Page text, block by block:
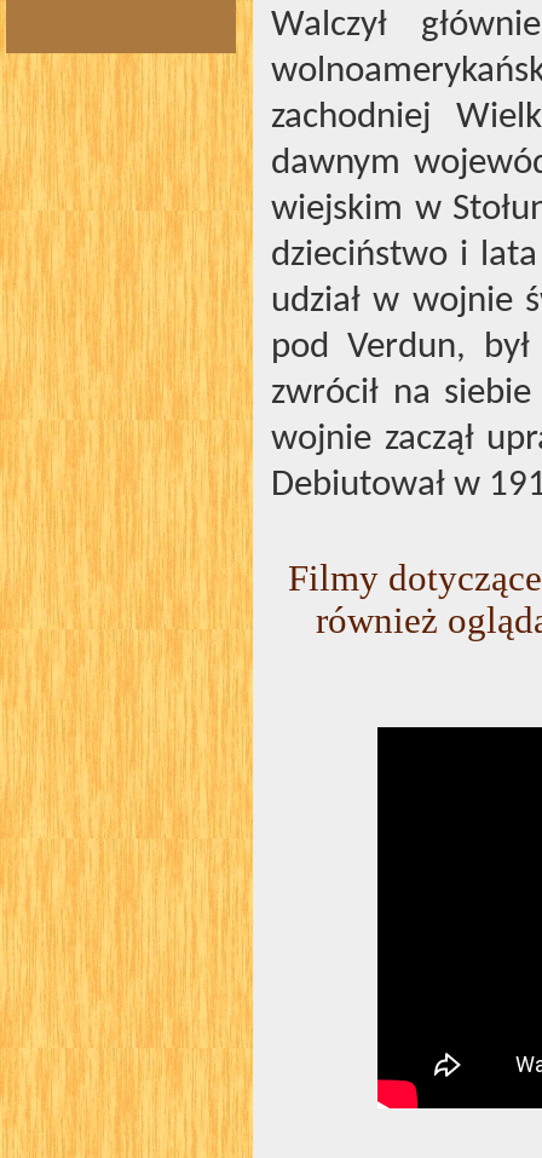
Walczył
zachodniej
dawnym
wiejskim w
dzieciństwo i
udział w wojnie
pod Verdun,
zwrócił na
wojnie zaczął
Debiutował w
Filmy
również